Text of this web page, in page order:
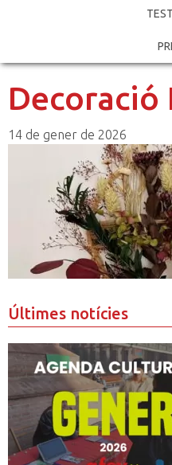
Decoració
14 de gener de 2026
Últimes notícies